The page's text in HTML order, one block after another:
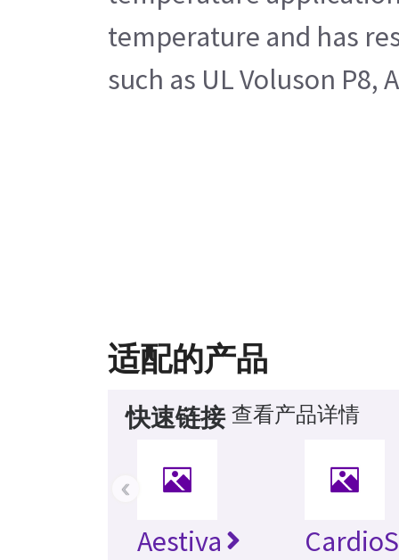
temperature and has
such as UL Voluson P8,
适配的产品
快速链接 查看产品详情
Aestiva
‹